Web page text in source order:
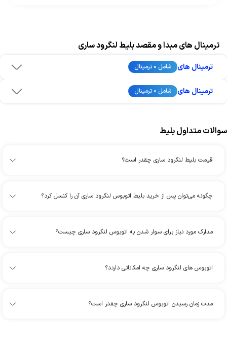
ترمینال های مبدا و مقصد بلیط لنگرود ساری
ترمینال های شامل 0 ترمینال
ترمینال های شامل 0 ترمینال
سوالات متداول بلیط
قیمت بلیط لنگرود ساری چقدر است؟
چگونه می‌توان پس از خرید بلیط اتوبوس لنگرود ساری آن را کنسل کرد؟
مدارک مورد نیاز برای سوار شدن به اتوبوس لنگرود ساری چیست؟
اتوبوس های لنگرود ساری چه امکاناتی دارند؟
مدت زمان رسیدن اتوبوس لنگرود ساری چقدر است؟